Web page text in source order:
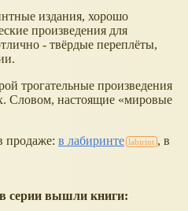
издания, хорошо
произведения для
- твёрдые переплёты,
трогательные произведения
Словом, настоящие
мировые
продаже: в лабиринте
, в
в серии вышли книги: